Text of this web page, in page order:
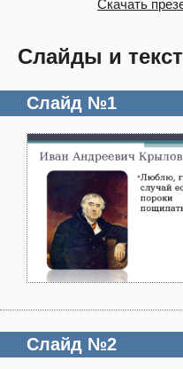
Скачать
Слайды и
Слайд №1
Слайд №2